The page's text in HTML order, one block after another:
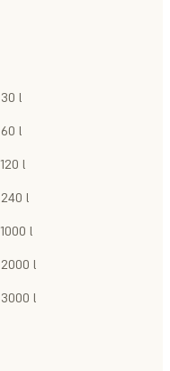
30 l
60 l
120 l
240 l
1000 l
2000 l
3000 l